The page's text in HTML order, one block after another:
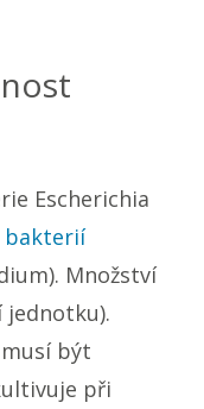
Escherichia
bakterií
Množství
jednotku).
být
při